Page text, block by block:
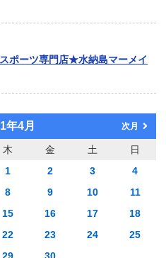
ポーツ専門店★水納島マーメイ
年4月 次月
木 金 土
日
1
2 3
4
8 9 10
11
15 16 17
18
22 23 24
25
29 30